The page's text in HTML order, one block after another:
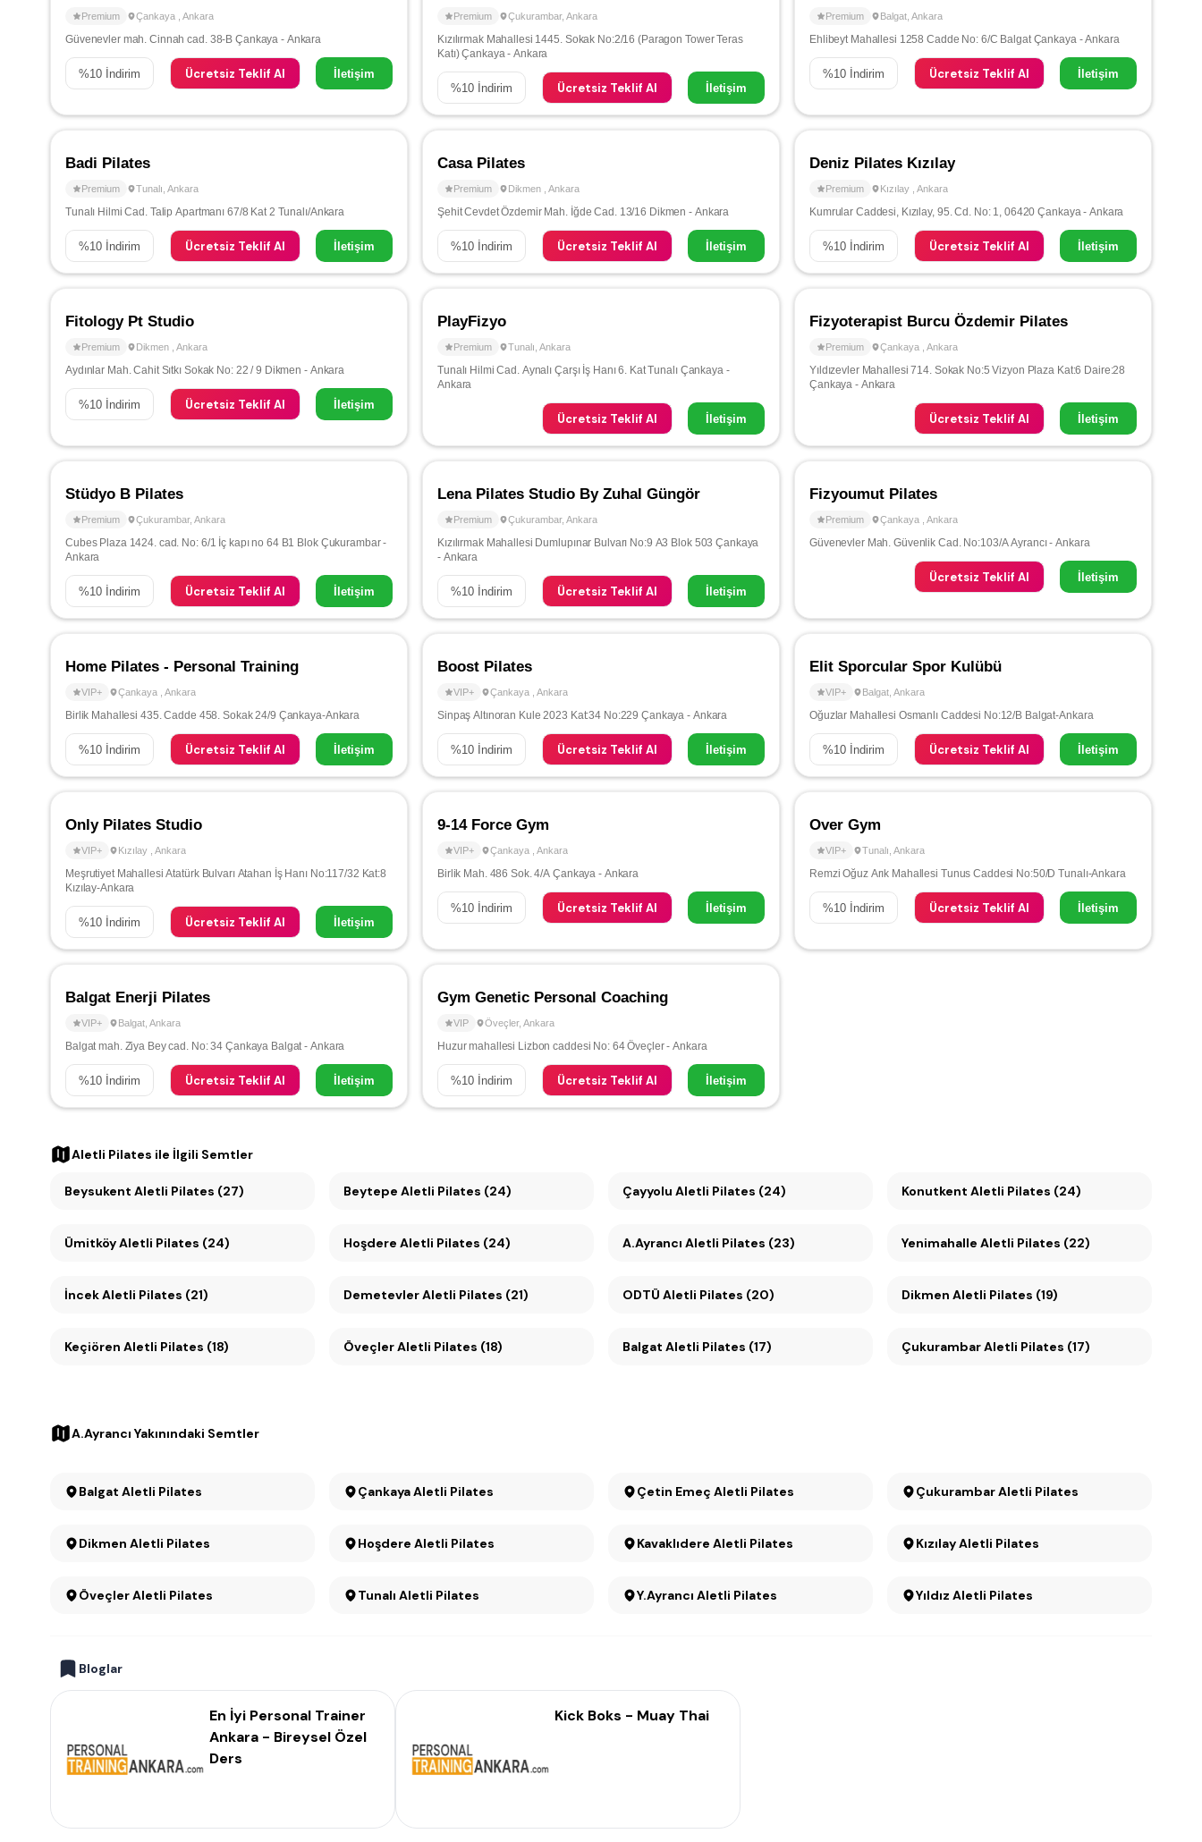
Premium Çankaya Ankara
Güvenevler mah. Cinnah cad. 38-B Çankaya - Ankara
%10 İndirim Ücretsiz Teklif Al İletişim
Premium Çukurambar, Ankara
Kızılırmak Mahallesi 1445. Sokak No:2/16 (Paragon Tower Teras
Katı) Çankaya - Ankara
%10 İndirim Ücretsiz Teklif Al İletişim
Premium Balgat Ankara
Ehlibeyt Mahallesi 1258 Cadde No: 6/C Balgat Çankaya - Ankara
%10 İndirim Ücretsiz Teklif Al İletişim
Badi Pilates
Premium Tunalı Ankara
Tunalı Hilmi Cad. Talip Apartmanı 67/8 Kat 2 Tunalı/Ankara
%10 İndirim Ücretsiz Teklif Al İletişim
Casa Pilates
Premium Dikmen Ankara
Şehit Cevdet Özdemir Mah. İğde Cad. 13/16 Dikmen - Ankara
%10 İndirim Ücretsiz Teklif Al İletişim
Deniz Pilates Kızılay
Premium Kızılay Ankara
Kumrular Caddesi, Kızılay, 95. Cd. No: 1, 06420 Çankaya - Ankara
%10 İndirim Ücretsiz Teklif Al İletişim
Fitology Pt Studio
Premium Dikmen Ankara
Aydınlar Mah. Cahit Sıtkı Sokak No: 22 / 9 Dikmen - Ankara
%10 İndirim Ücretsiz Teklif Al İletişim
PlayFizyo
Premium Tunalı Ankara
Tunalı Hilmi Cad. Aynalı Çarşı İş Hanı 6. Kat Tunalı Çankaya -
Ankara
Ücretsiz Teklif Al İletişim
Fizyoterapist Burcu Özdemir Pilates
Premium Çankaya Ankara
Yıldızevler Mahallesi 714. Sokak No:5 Vizyon Plaza Kat:6 Daire:28
Çankaya - Ankara
Ücretsiz Teklif Al İletişim
Stüdyo B Pilates
Premium Çukurambar, Ankara
Cubes Plaza 1424. cad. No: 6/1 İç kapı no 64 B1 Blok Çukurambar -
Ankara
%10 İndirim Ücretsiz Teklif Al İletişim
Lena Pilates Studio By Zuhal Güngör
Premium Çukurambar, Ankara
Kızılırmak Mahallesi Dumlupınar Bulvarı No:9 A3 Blok 503 Çankaya
- Ankara
%10 İndirim Ücretsiz Teklif Al İletişim
Fizyoumut Pilates
Premium Çankaya Ankara
Güvenevler Mah. Güvenlik Cad. No:103/A Ayrancı - Ankara
Ücretsiz Teklif Al İletişim
Home Pilates - Personal Training
VIP+ Çankaya Ankara
Birlik Mahallesi 435. Cadde 458. Sokak 24/9 Çankaya-Ankara
%10 İndirim Ücretsiz Teklif Al İletişim
Boost Pilates
VIP+ Çankaya Ankara
Sinpaş Altınoran Kule 2023 Kat:34 No:229 Çankaya - Ankara
%10 İndirim Ücretsiz Teklif Al İletişim
Elit Sporcular Spor Kulübü
VIP+ Balgat Ankara
Oğuzlar Mahallesi Osmanlı Caddesi No:12/B Balgat-Ankara
%10 İndirim Ücretsiz Teklif Al İletişim
Only Pilates Studio
VIP+ Kızılay Ankara
Meşrutiyet Mahallesi Atatürk Bulvarı Atahan İş Hanı No:117/32 Kat:8
Kızılay-Ankara
%10 İndirim Ücretsiz Teklif Al İletişim
9-14 Force Gym
VIP+ Çankaya Ankara
Birlik Mah. 486 Sok. 4/A Çankaya - Ankara
%10 İndirim Ücretsiz Teklif Al İletişim
Over Gym
VIP+ Tunalı Ankara
Remzi Oğuz Arık Mahallesi Tunus Caddesi No:50/D Tunalı-Ankara
%10 İndirim Ücretsiz Teklif Al İletişim
Balgat Enerji Pilates
VIP+ Balgat Ankara
Balgat mah. Ziya Bey cad. No: 34 Çankaya Balgat - Ankara
%10 İndirim Ücretsiz Teklif Al İletişim
Gym Genetic Personal Coaching
VIP Öveçler, Ankara
Huzur mahallesi Lizbon caddesi No: 64 Öveçler - Ankara
%10 İndirim Ücretsiz Teklif Al İletişim
Aletli Pilates ile İlgili Semtler
Beysukent Aletli Pilates (27) Beytepe Aletli Pilates (24) Çayyolu Aletli Pilates (24) Konutkent Aletli Pilates (24)
Ümitköy Aletli Pilates (24) Hoşdere Aletli Pilates (24) A.Ayrancı Aletli Pilates (23) Yenimahalle Aletli Pilates (22)
İncek Aletli Pilates (21) Demetevler Aletli Pilates (21) ODTÜ Aletli Pilates (20) Dikmen Aletli Pilates (19)
Keçiören Aletli Pilates (18) Öveçler Aletli Pilates (18) Balgat Aletli Pilates (17) Çukurambar Aletli Pilates (17)
A.Ayrancı Yakınındaki Semtler
Balgat Aletli Pilates Çankaya Aletli Pilates Çetin Emeç Aletli Pilates Çukurambar Aletli Pilates
Dikmen Aletli Pilates Hoşdere Aletli Pilates Kavaklıdere Aletli Pilates Kızılay Aletli Pilates
Öveçler Aletli Pilates Tunalı Aletli Pilates Y.Ayrancı Aletli Pilates Yıldız Aletli Pilates
Bloglar
En İyi Personal Trainer
Ankara - Bireysel Özel
Ders
Kick Boks - Muay Thai